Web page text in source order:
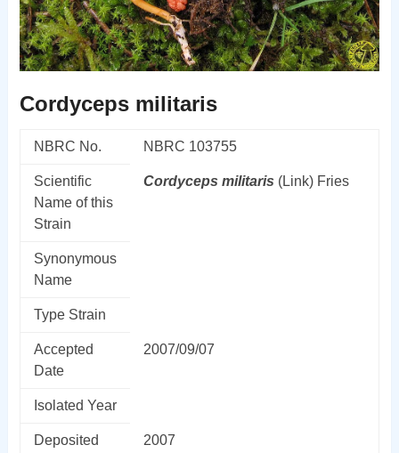
Cordyceps militaris
NBRC No. NBRC 103755
Scientific
Name of this
Strain
Cordyceps militaris (Link) Fries
Synonymous
Name
Type Strain
Accepted
Date
2007/09/07
Isolated Year
Deposited
2007